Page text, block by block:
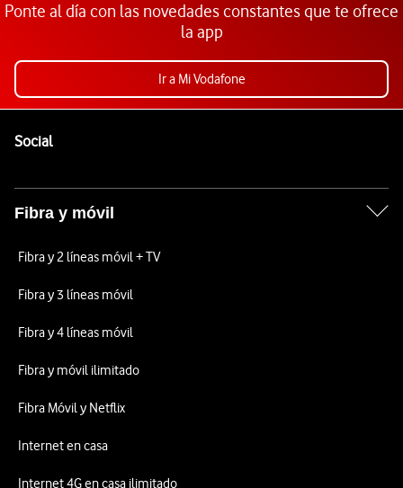
Ponte al día con las novedades constantes que te ofrece
la app
Ir a Mi Vodafone
SocialEnlaces a las redes sociales de Vodafone
Fibra y móvil
Fibra y 2 líneas móvil + TV
Fibra y 3 líneas móvil
Fibra y 4 líneas móvil
Fibra y móvil ilimitado
Fibra Móvil y Netflix
Internet en casa
Internet 4G en casa ilimitado